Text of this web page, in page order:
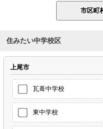
住みたい中学校区
上尾市
瓦葺中学校
東中学校